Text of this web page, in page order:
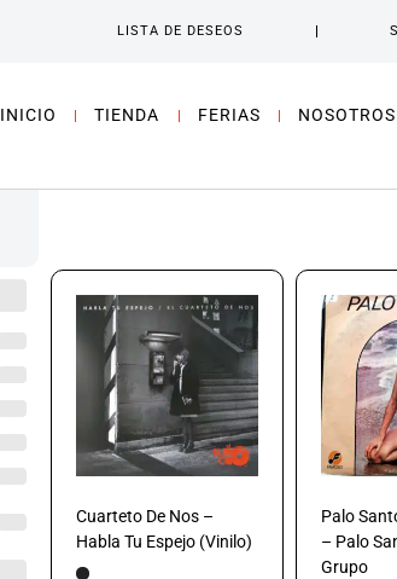
LISTA DE DESEOS
INICIO TIENDA FERIAS NOSOTROS
Cuarteto De Nos –
Habla Tu Espejo (Vinilo)
Palo
– Palo
Grupo